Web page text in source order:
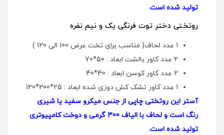
تولید شده است.
روتختی دختر توت فرنگی یک و نیم نفره
1 عدد لحاف( مناسب برای تخت عرض 100 الی 120 )
2 عدد کاور بالشت ابعاد : 50*70
2 عدد کاور کوسن ابعاد : 40*40
1 عدد کاور تشک کش دوزی شده ابعاد : 25*200*120
آستر این روتختی چاپی از جنس میکرو سفید یا شیری
رنگ است و لحاف با الیاف 300 گرمی و دوخت کامپیوتری
تولید شده است.